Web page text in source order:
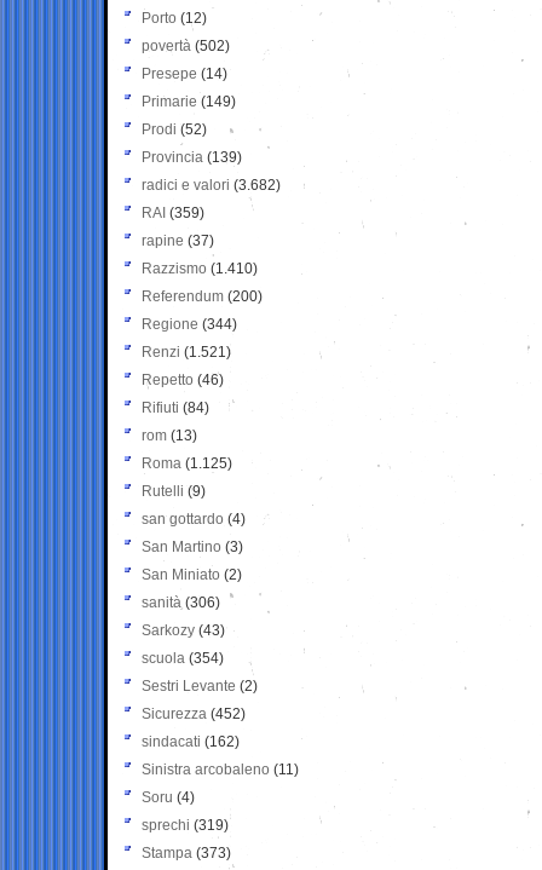
Porto (12)
povertà (502)
Presepe (14)
Primarie (149)
Prodi (52)
Provincia (139)
radici e valori (3.682)
RAI (359)
rapine (37)
Razzismo (1.410)
Referendum (200)
Regione (344)
Renzi (1.521)
Repetto (46)
Rifiuti (84)
rom (13)
Roma (1.125)
Rutelli (9)
san gottardo (4)
San Martino (3)
San Miniato (2)
sanità (306)
Sarkozy (43)
scuola (354)
Sestri Levante (2)
Sicurezza (452)
sindacati (162)
Sinistra arcobaleno (11)
Soru (4)
sprechi (319)
Stampa (373)